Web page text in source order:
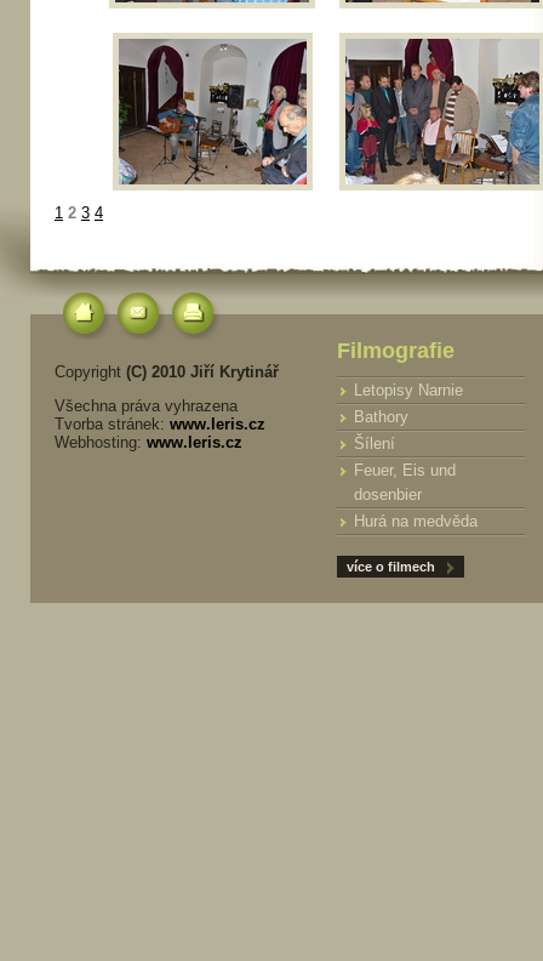
1 2 3 4
Copyright (C) 2010 Jiří Krytinář
Všechna práva vyhrazena
Tvorba stránek: www.leris.cz
Webhosting: www.leris.cz
Filmografie
Letopisy Narnie
Bathory
Šílení
Feuer, Eis und
dosenbier
Hurá na medvěda
více o filmech